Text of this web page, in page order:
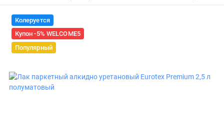
Колеруется
Купон -5% WELCOME5
Популярный